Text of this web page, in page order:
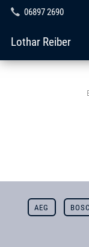
06897 2690
Lothar Reiber
AEG